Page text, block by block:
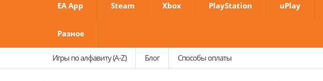
EA App Steam Xbox PlayStation uPlay
Разное
Игры по алфавиту (A-Z) Блог Способы оплаты